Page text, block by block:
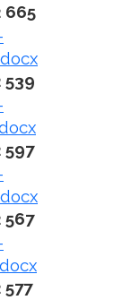
665
539
597
567
577